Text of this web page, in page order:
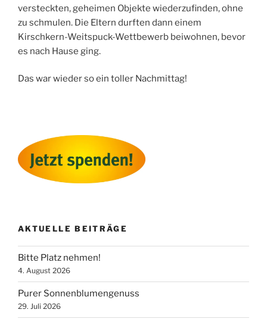
versteckten, geheimen Objekte wiederzufinden, ohne
zu schmulen. Die Eltern durften dann einem
Kirschkern-Weitspuck-Wettbewerb beiwohnen, bevor
es nach Hause ging.
Das war wieder so ein toller Nachmittag!
AKTUELLE BEITRÄGE
Bitte Platz nehmen!
4. August 2026
Purer Sonnenblumengenuss
29. Juli 2026